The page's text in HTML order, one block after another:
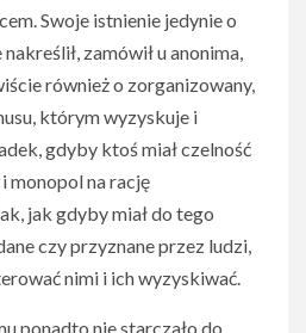
Swoje istnienie jedynie o
zamówił u anonima,
również o zorganizowany,
którym wyzyskuje i
gdyby ktoś miał czelność
monopol na rację
jak gdyby miał do tego
czy przyznane przez ludzi,
nimi i ich wyzyskiwać.
ponadto nie starczało do